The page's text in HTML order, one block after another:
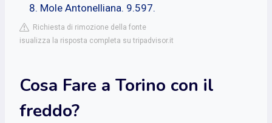
Mole Antonelliana. 9.597.
Richiesta di rimozione della fonte
isualizza la risposta completa su tripadvisor.it
Cosa Fare a Torino con il
freddo?